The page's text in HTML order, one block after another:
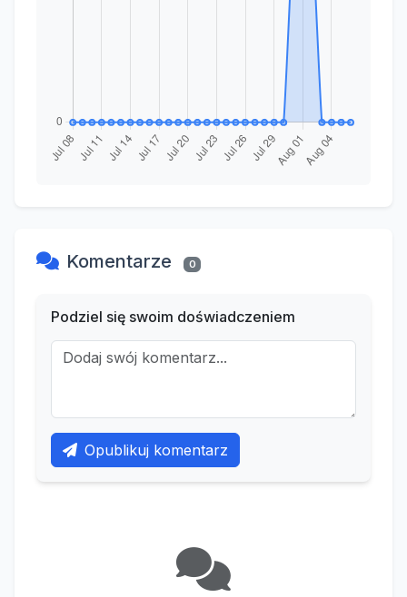
Komentarze 0
Podziel się swoim doświadczeniem
Opublikuj komentarz